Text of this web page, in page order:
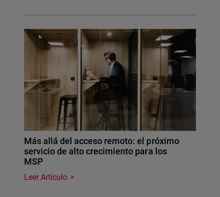
Más allá del acceso remoto: el próximo
servicio de alto crecimiento para los
MSP
Leer Artículo